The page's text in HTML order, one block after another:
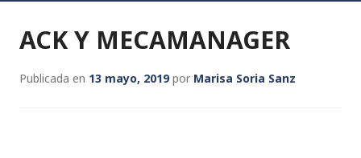
ACK Y MECAMANAGER
Publicada en 13 mayo, 2019por Marisa Soria Sanz